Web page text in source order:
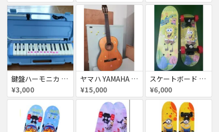
鍵盤ハーモニカ YAMAHA ヤマハ
¥3,000
ヤマハ YAMAHA s100 ギター 楽譜 ギターストラップ キャリーバッグ付き お得セット
¥15,000
スケートボード クルーザー 高精度 スケボー初心者に 子供用
¥6,000